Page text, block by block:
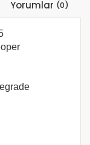
Yorumlar (0)